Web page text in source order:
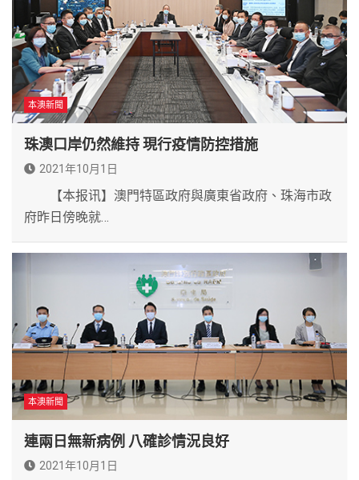
本澳新聞
珠澳口岸仍然維持 現行疫情防控措施
2021年10月1日
【本报讯】澳門特區政府與廣東省政府、珠海市政
府昨日傍晚就…
本澳新聞
連兩日無新病例 八確診情況良好
2021年10月1日